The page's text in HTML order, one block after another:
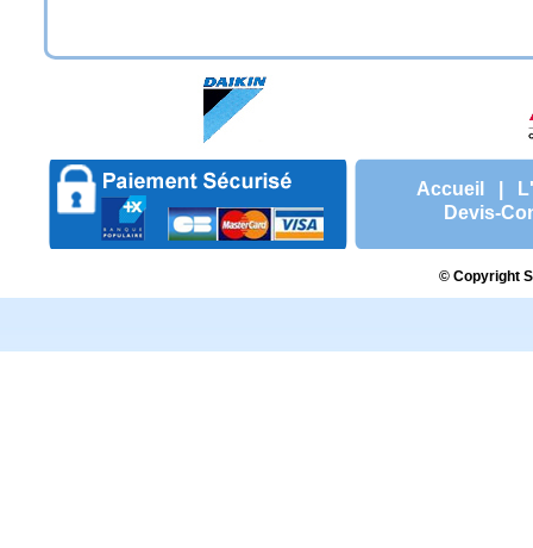
Accueil
Devis-
© Copyright